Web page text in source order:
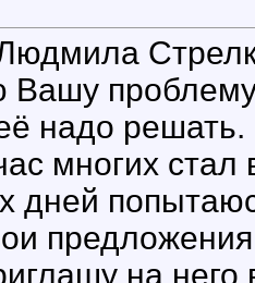
Вашу
надо
многих стал
дней
на